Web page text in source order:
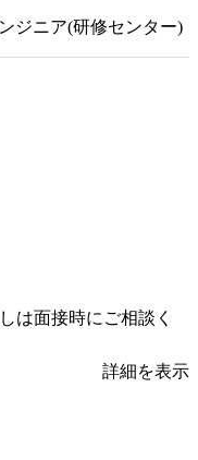
ジニア(研修センター)
は面接時にご相談く
詳細を表示